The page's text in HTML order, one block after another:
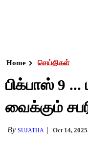
Home செய்திகள்
பிக்பாஸ் 9 ...
வைக்கும்
BySUJATHA Oct 14,